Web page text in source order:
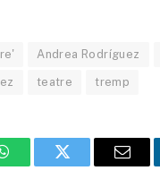
Andrea Rodríguez
teatre tremp
WhatsAppTwitter Email